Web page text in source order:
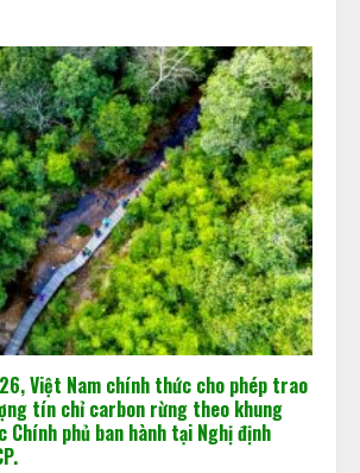
Việt Nam chính thức cho phép trao
tín chỉ carbon rừng theo khung
Chính phủ ban hành tại Nghị định